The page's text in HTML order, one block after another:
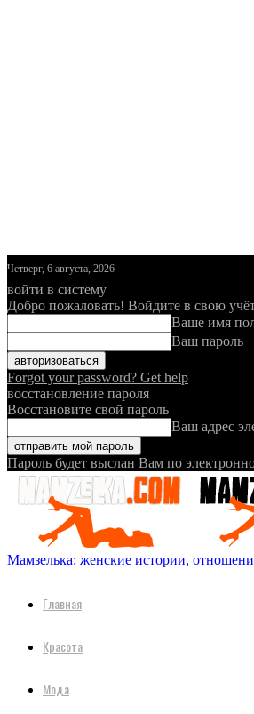
Четверг, 6 августа, 2026
войти в систему
Добро пожаловать! Войдите в свою
Ваше имя
Ваш пароль
Forgot your password? Get help
восстановление пароля
Восстановите свой пароль
Ваш адрес
Пароль будет выслан Вам по
Мамзелька: женские истории,
Главная
Красота
Мода